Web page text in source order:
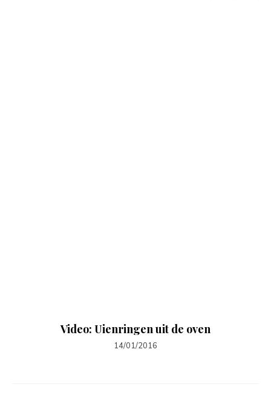
Video: Uienringen uit de oven
14/01/2016